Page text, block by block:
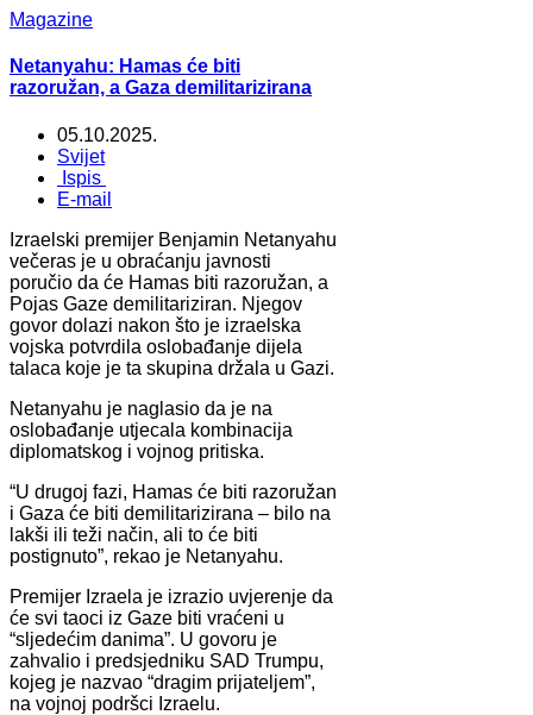
Magazine
Netanyahu: Hamas će biti
razoružan, a Gaza demilitarizirana
05.10.2025.
Svijet
Ispis
E-mail
Izraelski premijer Benjamin Netanyahu
večeras je u obraćanju javnosti
poručio da će Hamas biti razoružan, a
Pojas Gaze demilitariziran. Njegov
govor dolazi nakon što je izraelska
vojska potvrdila oslobađanje dijela
talaca koje je ta skupina držala u Gazi.
Netanyahu je naglasio da je na
oslobađanje utjecala kombinacija
diplomatskog i vojnog pritiska.
“U drugoj fazi, Hamas će biti razoružan
i Gaza će biti demilitarizirana – bilo na
lakši ili teži način, ali to će biti
postignuto”, rekao je Netanyahu.
Premijer Izraela je izrazio uvjerenje da
će svi taoci iz Gaze biti vraćeni u
“sljedećim danima”. U govoru je
zahvalio i predsjedniku SAD Trumpu,
kojeg je nazvao “dragim prijateljem”,
na vojnoj podršci Izraelu.